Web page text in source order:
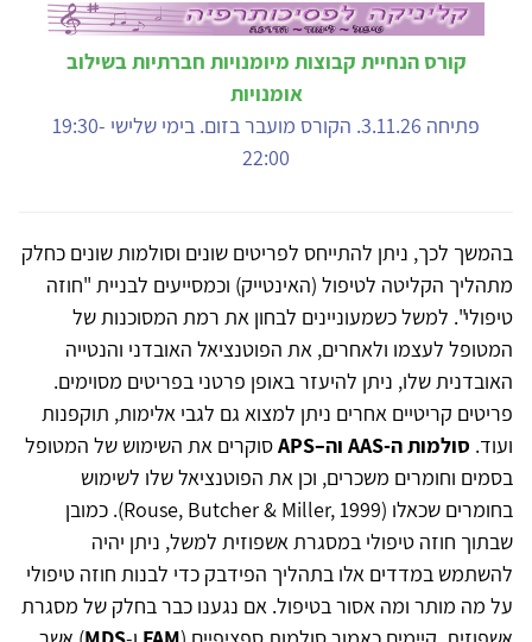
קורס הנחיית קבוצות מיומנויות חברתיות בשילוב
אומנויות
פתיחה 3.11.26. הקורס מועבר בזום. בימי שלישי 19:30-
22:00
בהמשך לכך, ניתן להתייחס לפריטים שונים וסולמות שונים כחלק
מתהליך הקליטה לטיפול (האינטייק) וכמסייעים לבניית "חוזה
טיפולי". למשל כשמעוניינים לבחון את רמת המסוכנות של
המטופל לעצמו ולאחרים, את הפוטנציאל האובדני והנטייה
האובדנית שלו, ניתן להיעזר באופן פרטני בפריטים מסוימים.
פריטים קריטיים אחרים ניתן למצוא גם לגבי אלימות, תוקפנות
ועוד. סולמות ה-AAS וה–APS
סוקרים את השימוש של המטופל
בסמים וחומרים משכרים, וכן את הפוטנציאל שלו לשימוש
בחומרים שכאלו (Rouse, Butcher & Miller, 1999). כמובן
שבתוך חוזה טיפולי במסגרת אשפוזית למשל, ניתן יהיה
להשתמש במדדים אלו בתהליך הפידבק כדי לבנות חוזה טיפולי
על מה מותר ומה אסור בטיפול. אם נגענו כבר בחלק של מסגרת